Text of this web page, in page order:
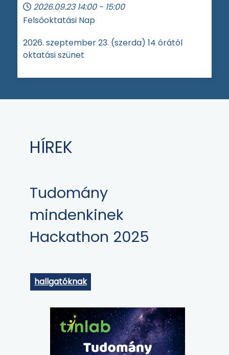
2026.09.23 14:00 - 15:00
Felsőoktatási Nap
2026. szeptember 23. (szerda) 14 órától
oktatási szünet
HÍREK
Tudomány
mindenkinek
Hackathon 2025
hallgatóknak